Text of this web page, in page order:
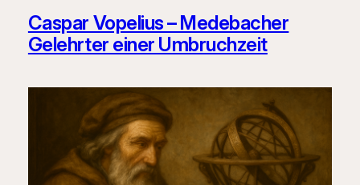
Caspar Vopelius – Medebacher
Gelehrter einer Umbruchzeit